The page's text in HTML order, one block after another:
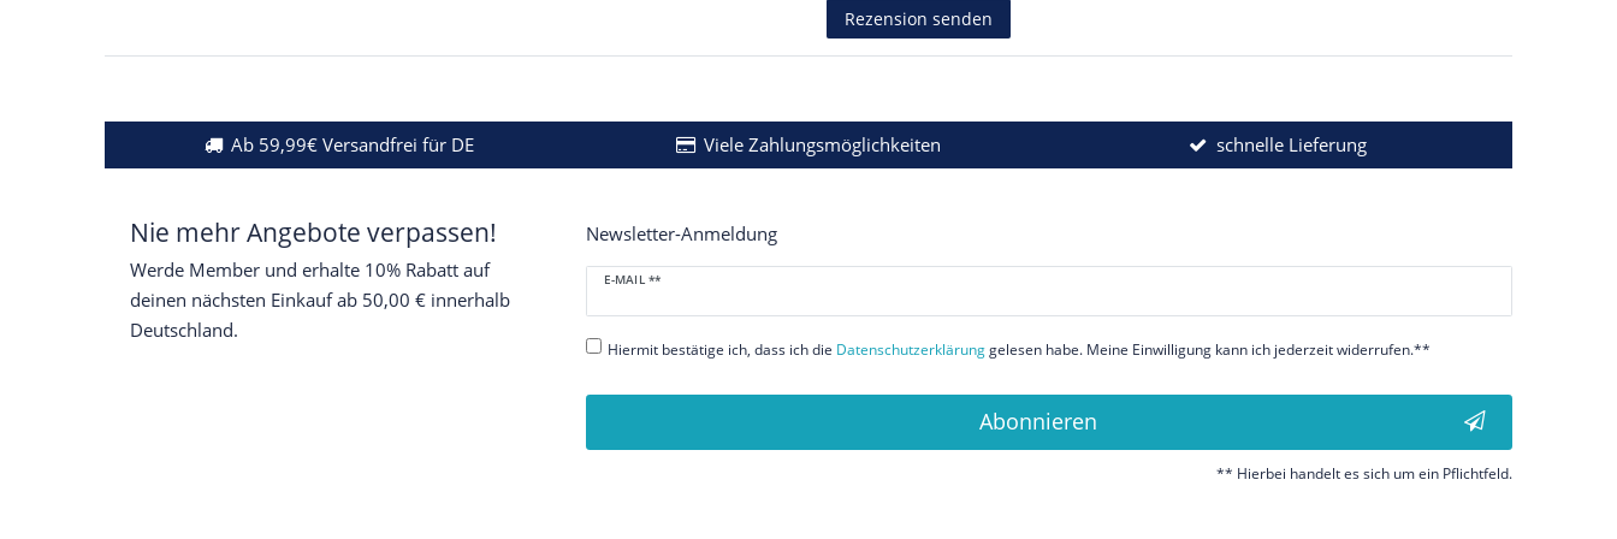
Rezension senden
Ab 59,99€ Versandfrei für DE Viele Zahlungsmöglichkeiten schnelle Lieferung
Nie mehr Angebote verpassen!
Werde Member und erhalte 10% Rabatt auf
deinen nächsten Einkauf ab 50,00 € innerhalb
Deutschland.
Newsletter-Anmeldung
E-MAIL **
Newsletter
Honig
Hiermit bestätige ich, dass ich die Daten­schutz­erklärunggelesen habe. Meine Einwilligung kann ich jederzeit widerrufen.**
Abonnieren
** Hierbei handelt es sich um ein Pflichtfeld.